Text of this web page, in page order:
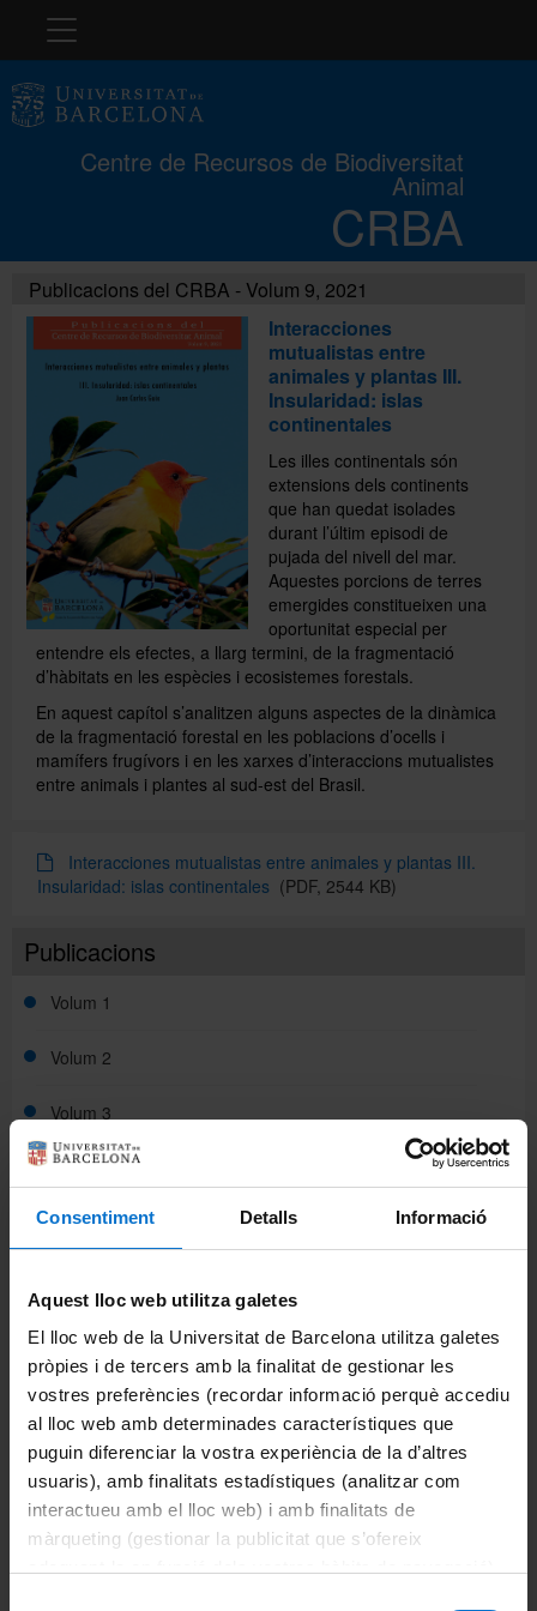
Consentiment Detalls Informació
Aquest lloc web utilitza galetes
El lloc web de la Universitat de Barcelona utilitza galetes
pròpies i de tercers amb la finalitat de gestionar les
vostres preferències (recordar informació perquè accediu
al lloc web amb determinades característiques que
puguin diferenciar la vostra experiència de la d’altres
usuaris), amb finalitats estadístiques (analitzar com
interactueu amb el lloc web) i amb finalitats de
màrqueting (gestionar la publicitat que s’ofereix
Navegació
Centre de Recursos de Biodiversitat
Animal
CRBA
Cursos
Concurs
Exposicions
Publicacions
Publicacions
Volum 1
Volum 2
Volum 3
Volum 4
Volum 5
Volum 7
Volum 8
Volum 9
Volum 10
Volum 11
Publicacions del CRBA - Volum 9, 2021
Interacciones
mutualistas entre
animales y plantas III.
Insularidad: islas
continentales
Les illes continentals són
extensions dels continents
que han quedat isolades
durant l’últim episodi de
pujada del nivell del mar.
Aquestes porcions de terres
emergides constitueixen una
oportunitat especial per
entendre els efectes, a llarg termini, de la fragmentació
d’hàbitats en les espècies i ecosistemes forestals.
En aquest capítol s’analitzen alguns aspectes de la dinàmica
de la fragmentació forestal en les poblacions d’ocells i
mamífers frugívors i en les xarxes d’interaccions mutualistes
entre animals i plantes al sud-est del Brasil.
Interacciones mutualistas entre animales y plantas III.
Insularidad: islas continentales (PDF, 2544 KB)